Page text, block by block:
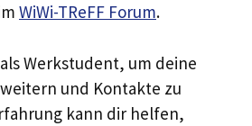
WiWi-TReFF Forum.
Werkstudent, um deine
und Kontakte zu
kann dir helfen,